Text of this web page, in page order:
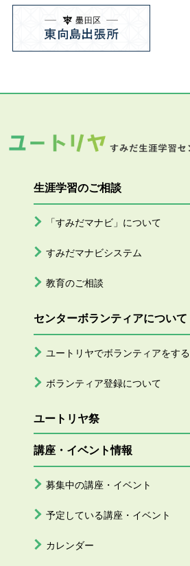
生涯学習のご相談
「すみだマナビ」について
すみだマナビシステム
教育のご相談
センターボランティアについて
ユートリヤでボランティアをする
ボランティア登録について
ユートリヤ祭
講座・イベント情報
募集中の講座・イベント
予定している講座・イベント
カレンダー